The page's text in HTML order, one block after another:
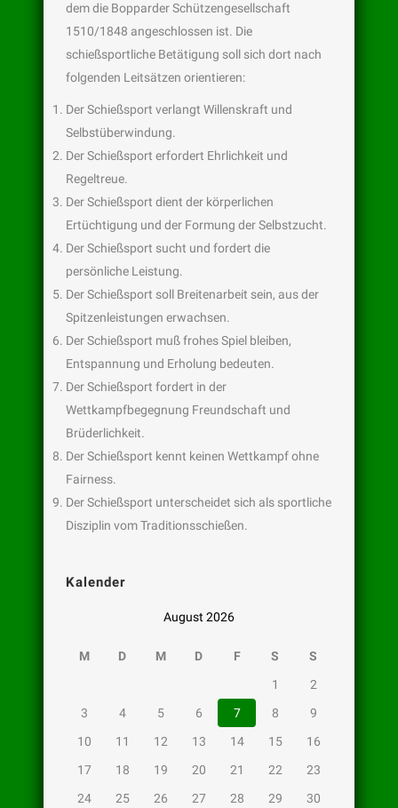
dem die Bopparder Schützengesellschaft
1510/1848 angeschlossen ist. Die
schießsportliche Betätigung soll sich dort nach
folgenden Leitsätzen orientieren:
Der Schießsport verlangt Willenskraft und
Selbstüberwindung.
Der Schießsport erfordert Ehrlichkeit und
Regeltreue.
Der Schießsport dient der körperlichen
Ertüchtigung und der Formung der Selbstzucht.
Der Schießsport sucht und fordert die
persönliche Leistung.
Der Schießsport soll Breitenarbeit sein, aus der
Spitzenleistungen erwachsen.
Der Schießsport muß frohes Spiel bleiben,
Entspannung und Erholung bedeuten.
Der Schießsport fordert in der
Wettkampfbegegnung Freundschaft und
Brüderlichkeit.
Der Schießsport kennt keinen Wettkampf ohne
Fairness.
Der Schießsport unterscheidet sich als sportliche
Disziplin vom Traditionsschießen.
Kalender
August 2026
M D M D F S
S
1
2
3
4 5 6 7 8
9
10
11 12 13 14 15
16
17
18 19 20 21 22
23
24
25 26 27 28 29
30